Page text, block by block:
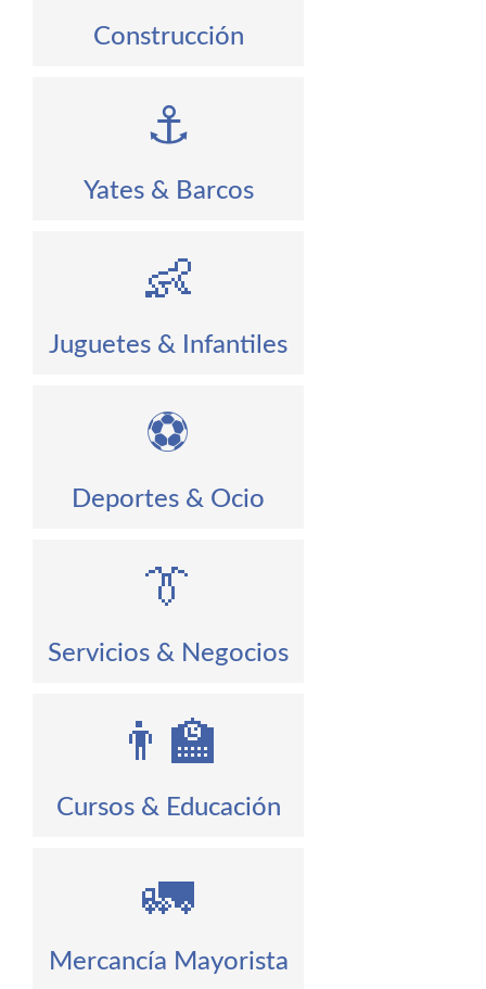
Construcción
⚓
Yates & Barcos
👶
Juguetes & Infantiles
⚽
Deportes & Ocio
👔
Servicios & Negocios
👨‍🏫
Cursos & Educación
🚛
Mercancía Mayorista